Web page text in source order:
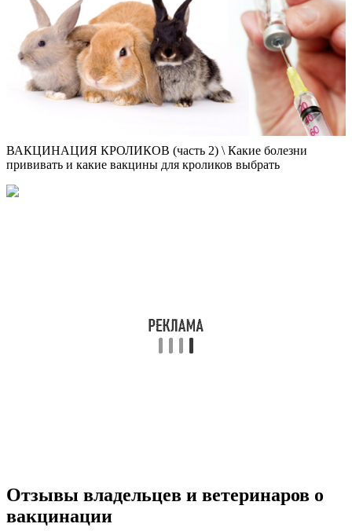
ВАКЦИНАЦИЯ КРОЛИКОВ (часть 2) \ Какие болезни
прививать и какие вакцины для кроликов выбрать
Отзывы владельцев и ветеринаров о
вакцинации